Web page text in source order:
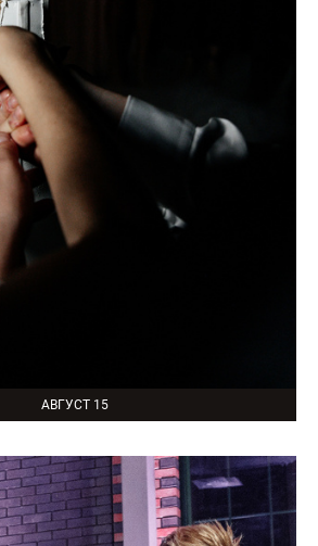
АВГУСТ 15